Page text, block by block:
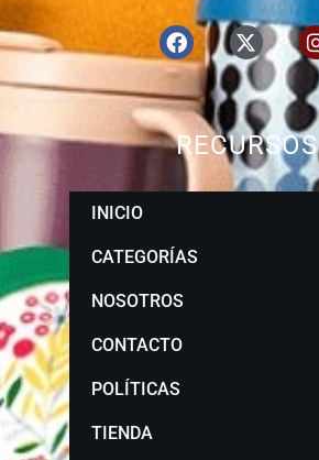
RECURSOS
INICIO
CATEGORÍAS
NOSOTROS
CONTACTO
POLÍTICAS
TIENDA